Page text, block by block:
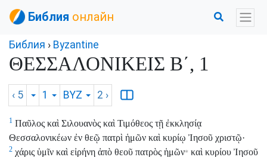
Библия онлайн
Библия › Byzantine
ΘΕΣΣΑΛΟΝΙΚΕΙΣ Β΄, 1
‹ 5 1 BYZ 2 ›
1 Παῦλος καὶ Σιλουανὸς καὶ Τιμόθεος τῇ ἐκκλησίᾳ
Θεσσαλονικέων ἐν θεῷ πατρὶ ἡμῶν καὶ κυρίῳ Ἰησοῦ χριστῷ·
2 χάρις ὑμῖν καὶ εἰρήνη ἀπὸ θεοῦ πατρὸς ἡμῶν* καὶ κυρίου Ἰησοῦ